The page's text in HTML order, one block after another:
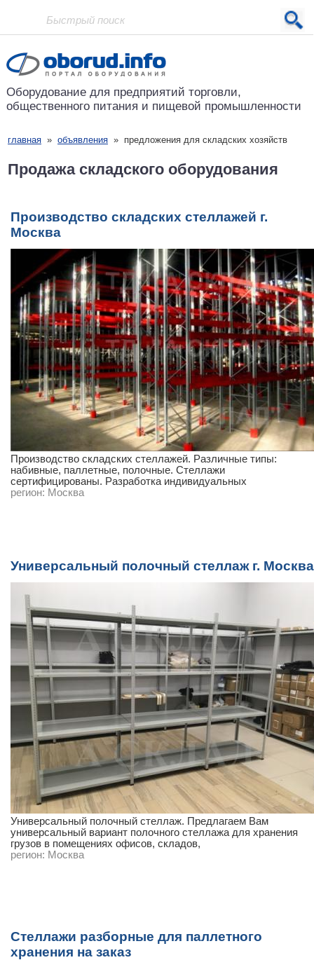
Проект основан в 2001 году
Оборудование для предприятий торговли,
общественного питания и пищевой промышленности
главная » объявления » предложения для складских хозяйств
Продажа складского оборудования
Производство складских стеллажей г.
Москва
Производство складских стеллажей. Различные типы:
набивные, паллетные, полочные. Стеллажи
сертифицированы. Разработка индивидуальных
регион: Москва
Универсальный полочный стеллаж г. Москва
Универсальный полочный стеллаж. Предлагаем Вам
универсальный вариант полочного стеллажа для хранения
грузов в помещениях офисов, складов,
регион: Москва
Стеллажи разборные для паллетного
хранения на заказ